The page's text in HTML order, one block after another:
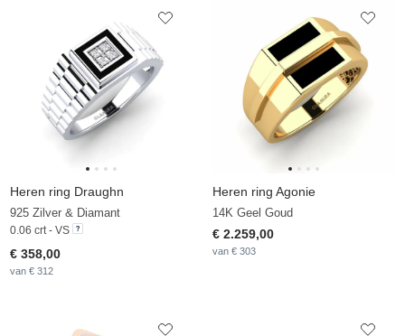
Heren ring Draughn
925 Zilver & Diamant
0.06 crt - VS
€ 358,00
van € 312
Heren ring Agonie
14K Geel Goud
€ 2.259,00
van € 303